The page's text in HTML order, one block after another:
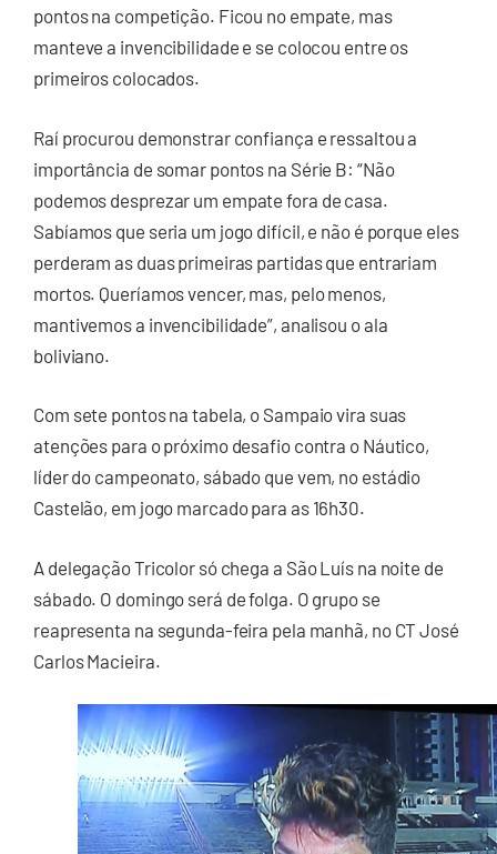
pontos na competição. Ficou no empate, mas
manteve a invencibilidade e se colocou entre os
primeiros colocados.
Raí procurou demonstrar confiança e ressaltou a
importância de somar pontos na Série B: “Não
podemos desprezar um empate fora de casa.
Sabíamos que seria um jogo difícil, e não é porque eles
perderam as duas primeiras partidas que entrariam
mortos. Queríamos vencer, mas, pelo menos,
mantivemos a invencibilidade”, analisou o ala
boliviano.
Com sete pontos na tabela, o Sampaio vira suas
atenções para o próximo desafio contra o Náutico,
líder do campeonato, sábado que vem, no estádio
Castelão, em jogo marcado para as 16h30.
A delegação Tricolor só chega a São Luís na noite de
sábado. O domingo será de folga. O grupo se
reapresenta na segunda-feira pela manhã, no CT José
Carlos Macieira.